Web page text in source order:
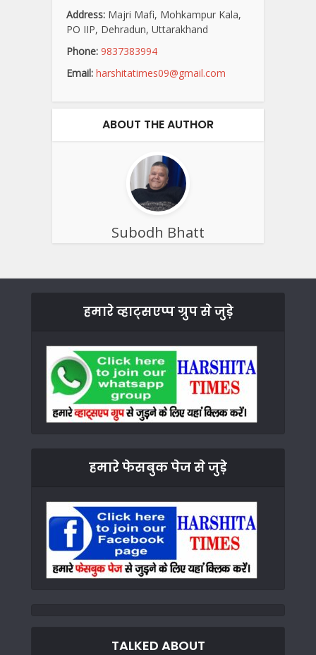
Address: Majri Mafi, Mohkampur Kala,
PO IIP, Dehradun, Uttarakhand
Phone: 9837383994
Email: harshitatimes09@gmail.com
ABOUT THE AUTHOR
Subodh Bhatt
हमारे व्हाट्सएप्प ग्रुप से जुड़े
हमारे फेसबुक पेज से जुड़े
TALKED ABOUT